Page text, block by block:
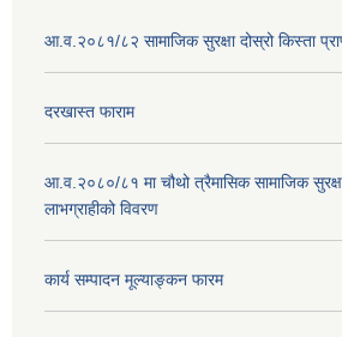
आ.व.२०८१/८२ सामाजिक सुरक्षा दोस्रो किस्ता
दरखास्त फाराम
आ.व.२०८०/८१ मा चौथो त्रैमासिक सामाजिक सुरक्षा
लाभग्राहीको विवरण
कार्य सम्पादन मूल्याङ्कन फारम